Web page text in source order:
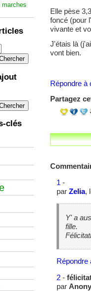
Elle pèse
foncé (pour
vivante et
J'étais là
vont bien.
Répondre à
Partagez
1 -
par Zelia,
Y' a
fille.
Répondre
2-
par
marches
clés